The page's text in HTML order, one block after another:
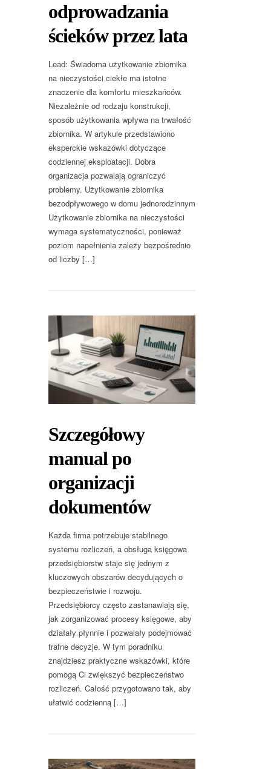
odprowadzania
ścieków przez lata
Lead: Świadoma użytkowanie zbiornika
na nieczystości ciekłe ma istotne
znaczenie dla komfortu mieszkańców.
Niezależnie od rodzaju konstrukcji,
sposób użytkowania wpływa na trwałość
zbiornika. W artykule przedstawiono
eksperckie wskazówki dotyczące
codziennej eksploatacji. Dobra
organizacja pozwalają ograniczyć
problemy. Użytkowanie zbiornika
bezodpływowego w domu jednorodzinnym
Użytkowanie zbiornika na nieczystości
wymaga systematyczności, ponieważ
poziom napełnienia zależy bezpośrednio
od liczby […]
Szczegółowy
manual po
organizacji
dokumentów
Każda firma potrzebuje stabilnego
systemu rozliczeń, a obsługa księgowa
przedsiębiorstw staje się jednym z
kluczowych obszarów decydujących o
bezpieczeństwie i rozwoju.
Przedsiębiorcy często zastanawiają się,
jak zorganizować procesy księgowe, aby
działały płynnie i pozwalały podejmować
trafne decyzje. W tym poradniku
znajdziesz praktyczne wskazówki, które
pomogą Ci zwiększyć bezpieczeństwo
rozliczeń. Całość przygotowano tak, aby
ułatwić codzienną […]